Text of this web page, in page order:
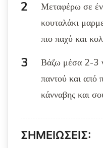
Μεταφέρω σε
κουταλάκι
πιο παχύ και
Βάζω μέσα 2-3
παντού και από
κάνναβης και
ΣΗΜΕΙΩΣΕΙΣ: